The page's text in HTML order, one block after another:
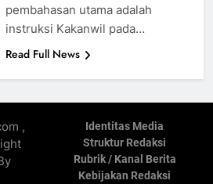
pembahasan utama adalah
instruksi Kakanwil pada…
Read Full News
,
Identitas Media
Struktur Redaksi
Rubrik / Kanal Berita
Kebijakan Redaksi